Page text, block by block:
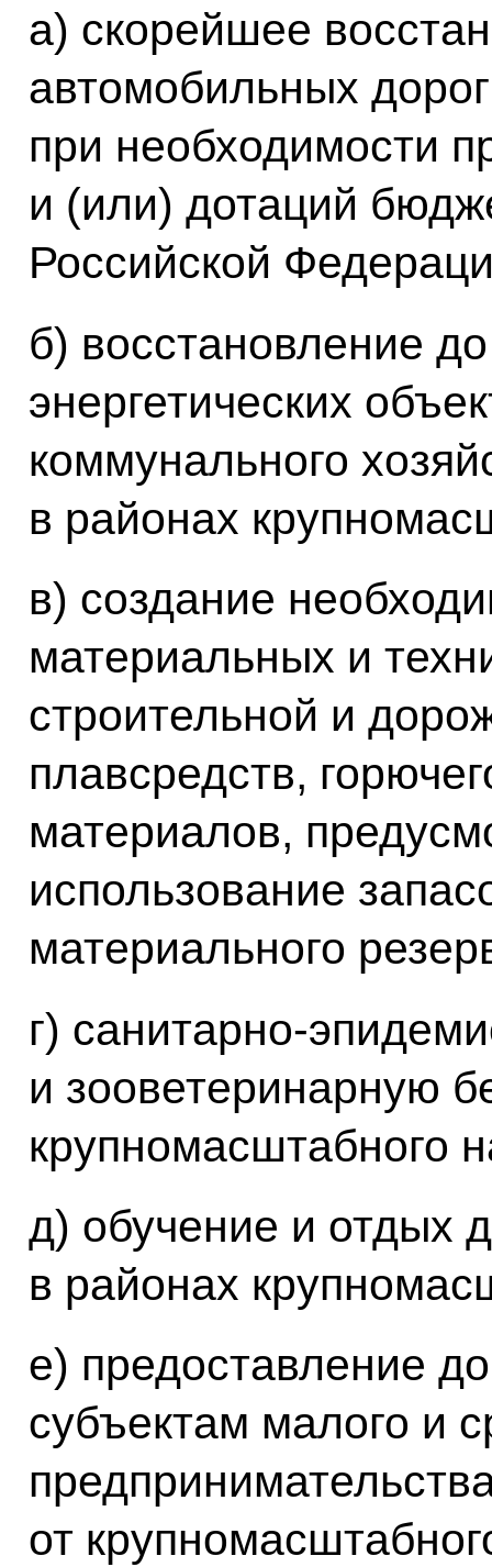
а) скорейшее
автомобильных
при необходимости
и (или) дотаций
Российской
б) восстановление
энергетических
коммунального
в районах
в) создание
материальных и
строительной и
плавсредств,
материалов,
использование
материального
г) санитарно-
и зооветеринарную
крупномасштабного
д) обучение и отдых
в районах
е) предоставление
субъектам малого и
от